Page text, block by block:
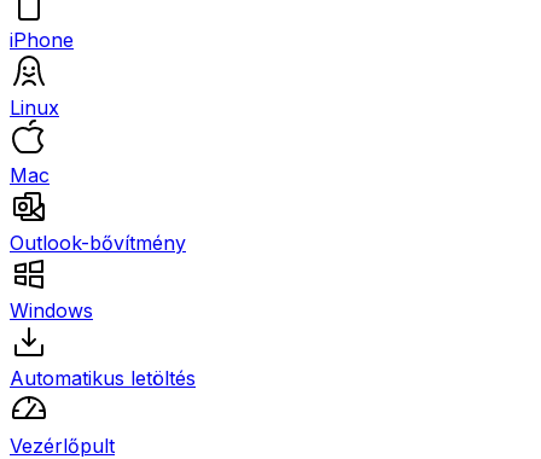
iPhone
Linux
Mac
Outlook-bővítmény
Windows
Automatikus letöltés
Vezérlőpult